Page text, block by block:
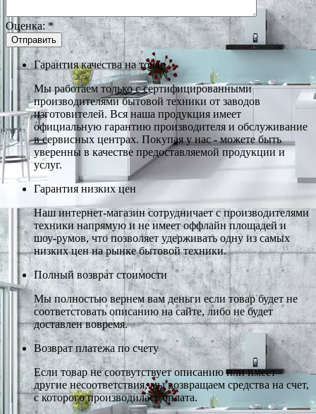
Оценка: *
Гарантия качества на товар
Мы работаем только с сертифицированными
производителями бытовой техники от заводов
изготовителей. Вся наша продукция имеет
официальную гарантию производителя и обслуживание
в сервисных центрах. Покупая у нас - можете быть
уверенны в качестве предоставляемой продукции и
услуг.
Гарантия низких цен
Наш интернет-магазин сотрудничает с производителями
техники напрямую и не имеет оффлайн площадей и
шоу-румов, что позволяет удерживать одну из самых
низких цен на рынке бытовой техники.
Полный возврат стоимости
Мы полностью вернем вам деньги если товар будет не
соответстовать описанию на сайте, либо не будет
доставлен вовремя.
Возврат платежа по счету
Если товар не соотвутствует описанию или имеет
другие несоответствия, мы возвращаем средства на счет,
с которого производилась оплата.